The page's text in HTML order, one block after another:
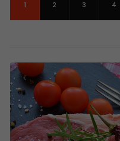
1 2 3 4